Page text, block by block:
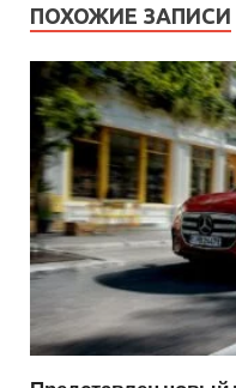
ПОХОЖИЕ ЗАПИСИ